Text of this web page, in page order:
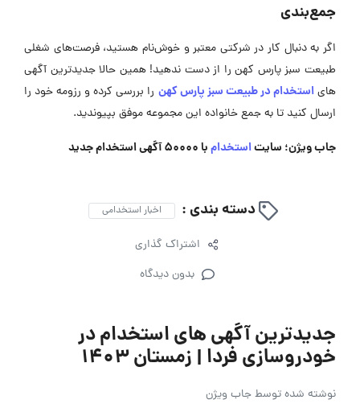
جمع‌بندی
اگر به دنبال کار در شرکتی معتبر و خوش‌نام هستید، فرصت‌های شغلی
طبیعت سبز پارس کهن را از دست ندهید! همین حالا جدیدترین آگهی
هایاستخدام در طبیعت سبز پارس کهن را بررسی کرده و رزومه خود را
ارسال کنید تا به جمع خانواده این مجموعه موفق بپیوندید.
جاب ویژن؛ سایتاستخدامبا 50000 آگهی استخدام جدید
دسته بندی : اخبار استخدامی
اشتراک گذاری
بدون دیدگاه
جدیدترین آگهی های استخدام در
خودروسازی فردا | زمستان ۱۴۰۳
نوشته شده توسطجاب ویژن